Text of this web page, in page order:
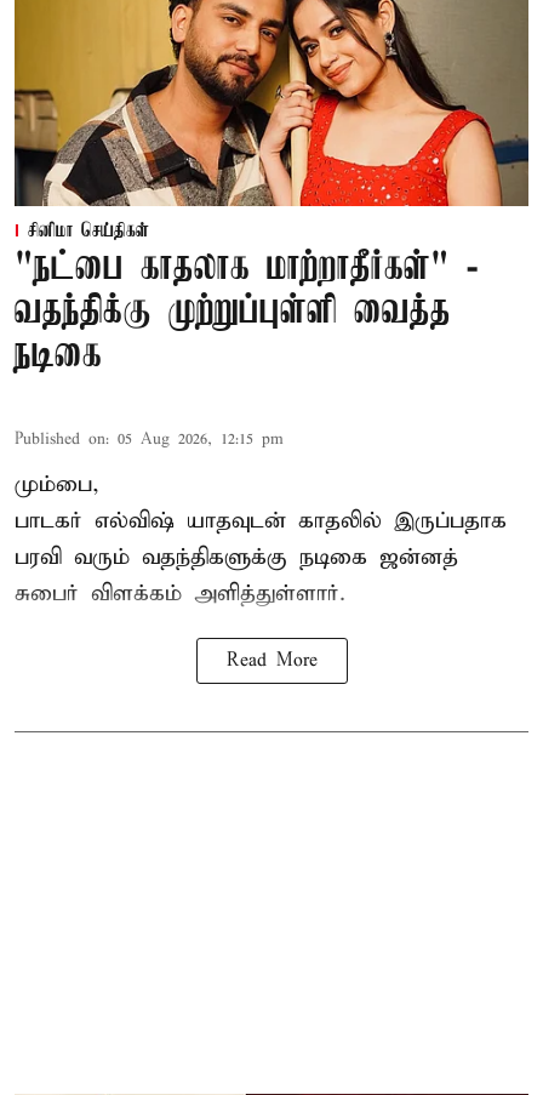
சினிமா செய்திகள்
"நட்பை காதலாக மாற்றாதீர்கள்" -
வதந்திக்கு முற்றுப்புள்ளி வைத்த
நடிகை
Published on: 05 Aug 2026, 12:15 pm
மும்பை,
பாடகர் எல்விஷ் யாதவுடன் காதலில் இருப்பதாக
பரவி வரும் வதந்திகளுக்கு நடிகை ஜன்னத்
சுபைர் விளக்கம் அளித்துள்ளார்.
Read More